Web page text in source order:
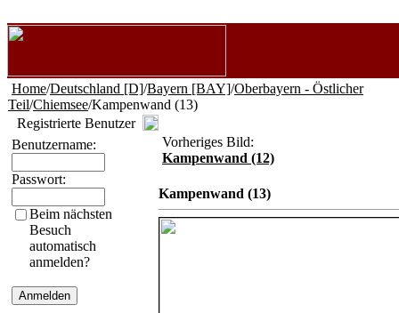
Home/Deutschland [D]/Bayern [BAY]/Oberbayern - Östlicher
Teil/Chiemsee/Kampenwand (13)
Registrierte Benutzer
Benutzername:
Passwort:
Beim nächsten
Besuch
automatisch
anmelden?
Vorheriges Bild:
Kampenwand (12)
Kampenwand (13)